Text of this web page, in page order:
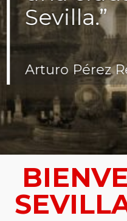
Sevilla.”
Arturo Pérez